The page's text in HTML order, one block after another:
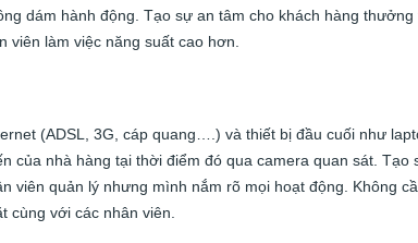
dám hành động. Tạo sự an tâm cho khách hàng
viên làm việc năng suất cao hơn.
(ADSL, 3G, cáp quang….) và thiết bị đầu cuối như
của nhà hàng tại thời điểm đó qua camera quan sát. Tạo
viên quản lý nhưng mình nắm rõ mọi hoạt động. Không
cùng với các nhân viên.